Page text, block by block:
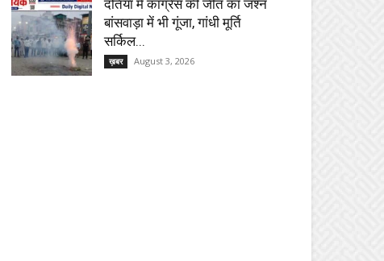
दतिया में कांग्रेस की जीत का जश्न
बांसवाड़ा में भी गूंजा, गांधी मूर्ति
सर्किल...
ख़बर August 3, 2026